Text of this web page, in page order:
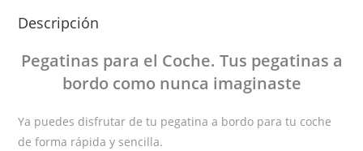
Descripción
Pegatinas para el Coche. Tus pegatinas a
bordocomo nunca imaginaste
Ya puedes disfrutar de tu pegatina a bordo para tu coche
de forma rápida y sencilla.